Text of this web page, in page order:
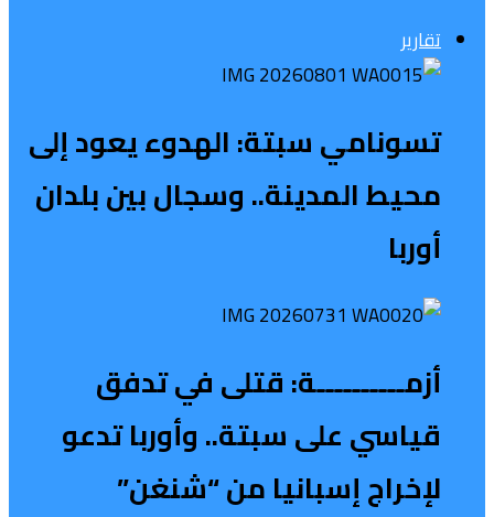
تقارير
تسونامي سبتة: الهدوء يعود إلى
محيط المدينة.. وسجال بين بلدان
أوربا
أزمــــــــــة: قتلى في تدفق
قياسي على سبتة.. وأوربا تدعو
لإخراج إسبانيا من “شنغن”